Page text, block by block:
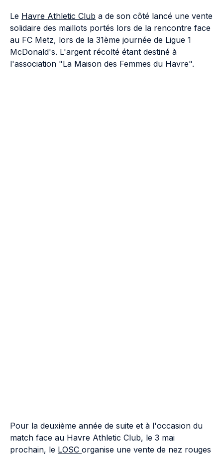
Le Havre Athletic Club a de son côté lancé une vente
solidaire des maillots portés lors de la rencontre face
au FC Metz, lors de la 31ème journée de Ligue 1
McDonald's. L'argent récolté étant destiné à
l'association "La Maison des Femmes du Havre".
Pour la deuxième année de suite et à l'occasion du
match face au Havre Athletic Club, le 3 mai
prochain, le LOSC organise une vente de nez rouges